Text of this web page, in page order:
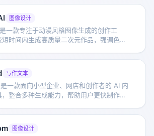
图像设计
一款专注于动漫风格图像生成的创作工
时间内生成高质量二次元作品，强调色
写作文本
一款面向小型企业、网店和创作者的 AI 内
，整合多种生成能力，帮助用户更快制作不
图像设计